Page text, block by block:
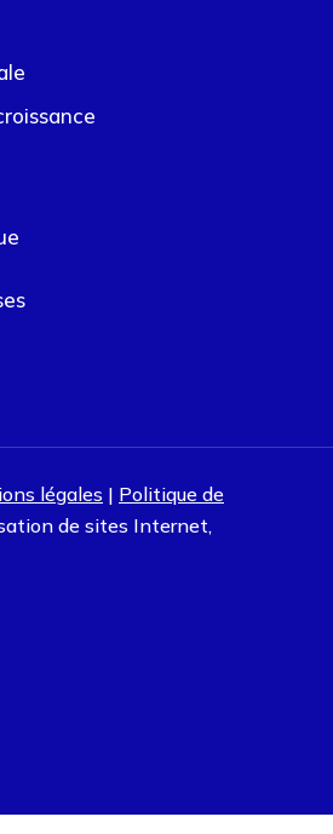
légales | Politique de
de sites Internet,